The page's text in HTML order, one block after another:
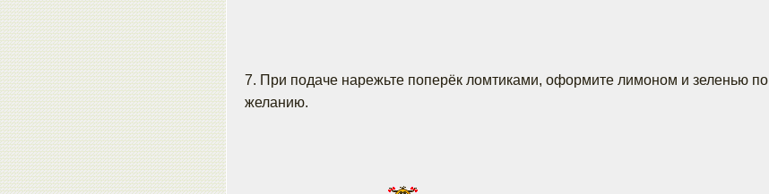
7. При подаче нарежьте поперёк ломтиками, оформите лимоном и зеленью по
желанию.